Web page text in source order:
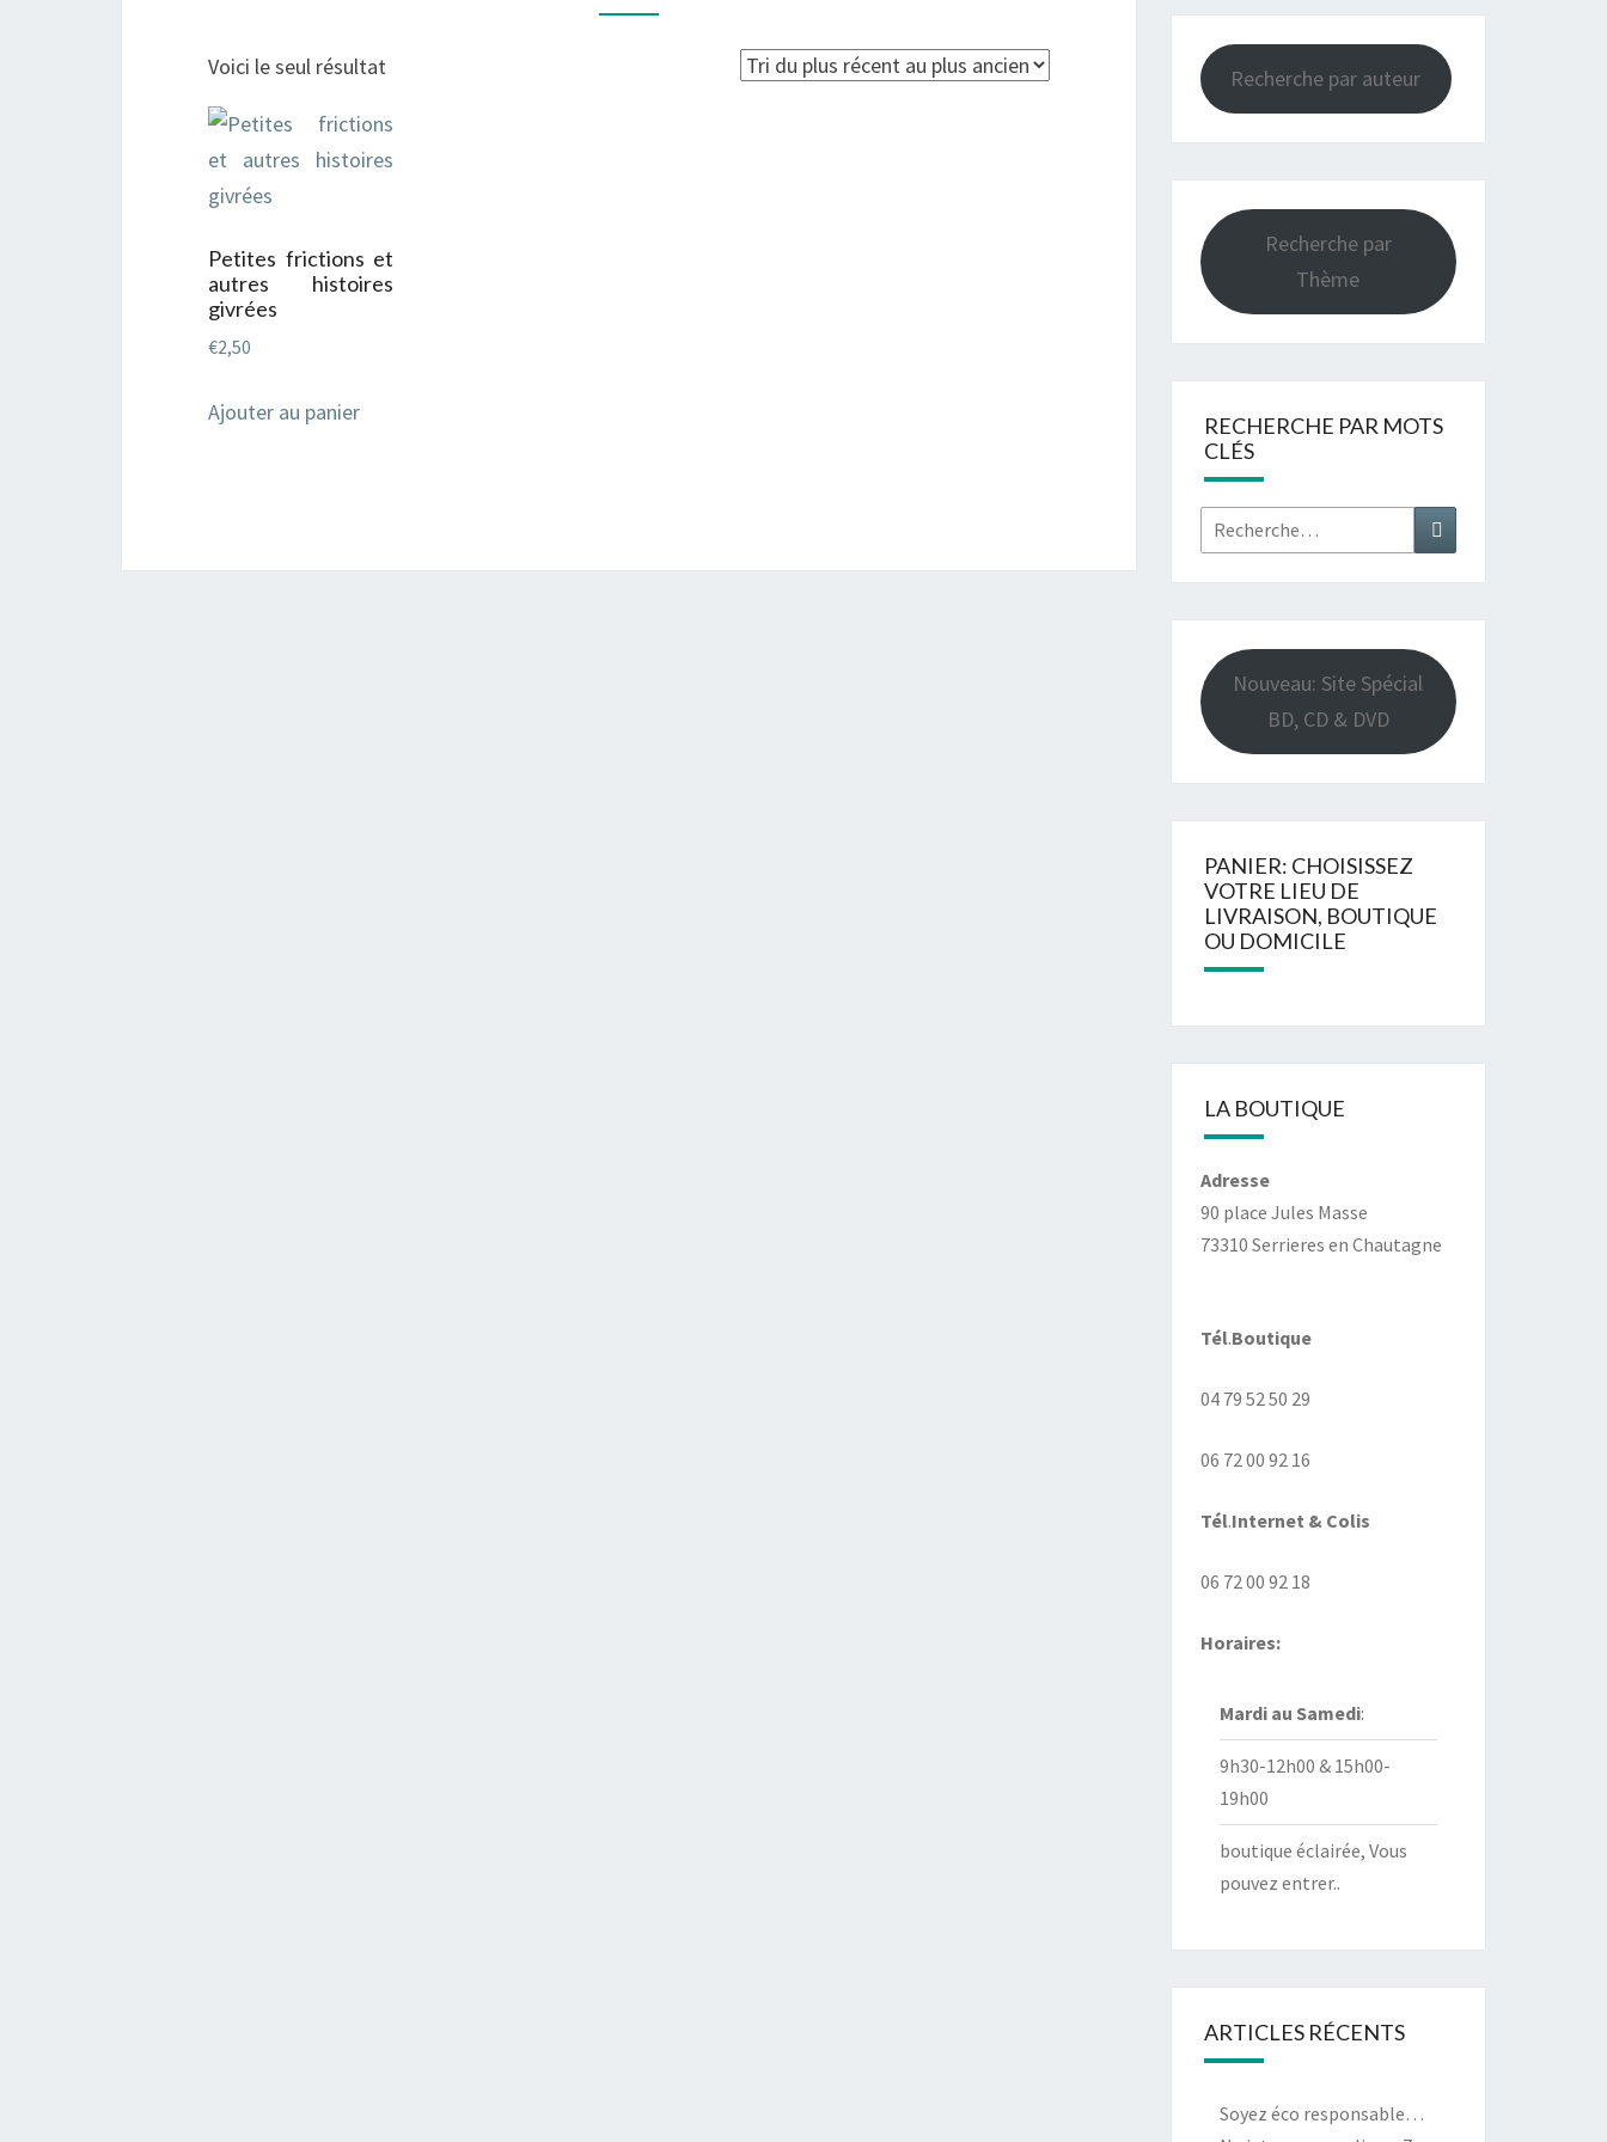
Voici le seul résultat
Petites frictions et
autres histoires
givrées
€2,50
Ajouter au panier
Recherche par auteur
Recherche par
Thème
RECHERCHE PAR MOTS
CLÉS
Rechercher : Recherche
Nouveau: Site Spécial
BD, CD & DVD
PANIER: CHOISISSEZ
VOTRE LIEU DE
LIVRAISON, BOUTIQUE
OU DOMICILE
LA BOUTIQUE
Adresse
90 place Jules Masse
73310 Serrieres en Chautagne
Tél.Boutique
04 79 52 50 29
06 72 00 92 16
Tél.Internet & Colis
06 72 00 92 18
Horaires:
Mardi au Samedi:
9h30-12h00 & 15h00-
19h00
boutique éclairée, Vous
pouvez entrer..
ARTICLES RÉCENTS
Soyez éco responsable…